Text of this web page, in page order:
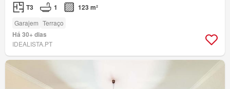
T3 1 123 m²
Garajem Terraço
Há 30+ dias
IDEALISTA.PT